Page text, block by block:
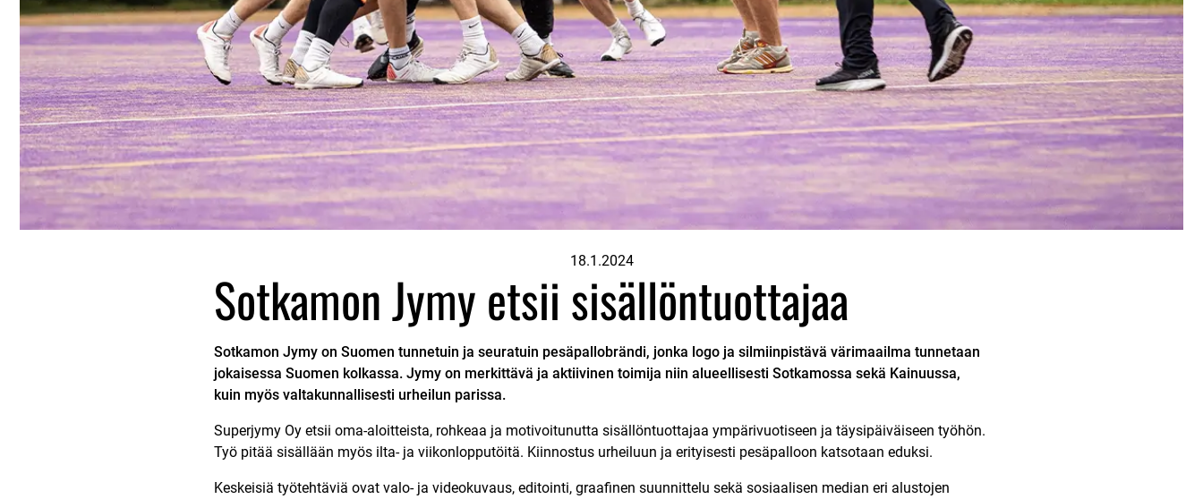
18.1.2024
Sotkamon Jymy etsii sisällöntuottajaa
Sotkamon Jymy on Suomen tunnetuin ja seuratuin pesäpallobrändi, jonka logo ja silmiinpistävä värimaailma tunnetaan
jokaisessa Suomen kolkassa. Jymy on merkittävä ja aktiivinen toimija niin alueellisesti Sotkamossa sekä Kainuussa,
kuin myös valtakunnallisesti urheilun parissa.
Superjymy Oy etsii oma-aloitteista, rohkeaa ja motivoitunutta sisällöntuottajaa ympärivuotiseen ja täysipäiväiseen työhön.
Työ pitää sisällään myös ilta- ja viikonlopputöitä. Kiinnostus urheiluun ja erityisesti pesäpalloon katsotaan eduksi.
Keskeisiä työtehtäviä ovat valo- ja videokuvaus, editointi, graafinen suunnittelu sekä sosiaalisen median eri alustojen